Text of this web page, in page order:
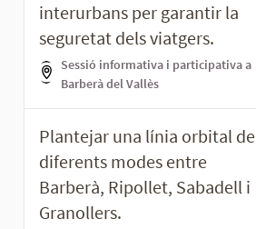
interurbans per garantir la
seguretat dels viatgers.
Sessió informativa i participativa a
Barberà del Vallès
Plantejar una línia orbital de
diferents modes entre
Barberà, Ripollet, Sabadell i
Granollers.